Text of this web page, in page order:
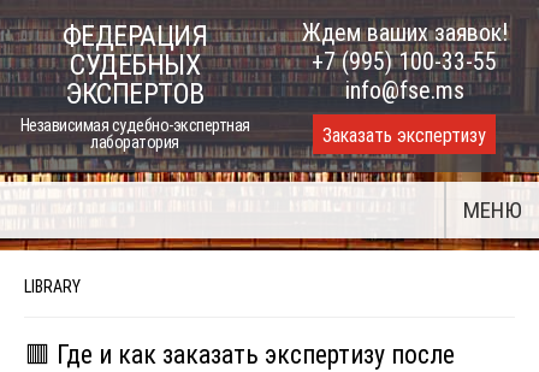
Skip
to
content
ФЕДЕРАЦИЯ
СУДЕБНЫХ
ЭКСПЕРТОВ
Независимая судебно-экспертная
лаборатория
Ждем ваших заявок!
+7 (995) 100-33-55
info@fse.ms
Заказать экспертизу
МЕНЮ
LIBRARY
🟥 Где и как заказать экспертизу после